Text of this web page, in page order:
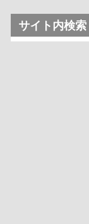
サイト内検索